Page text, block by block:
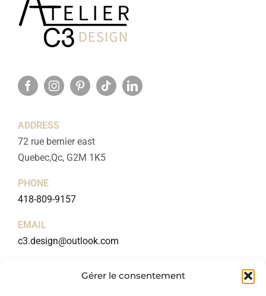
Gérer le consentement
ADDRESS
72 rue bernier east
Quebec,Qc, G2M 1K5
PHONE
418-809-9157
EMAIL
c3.design@outlook.com